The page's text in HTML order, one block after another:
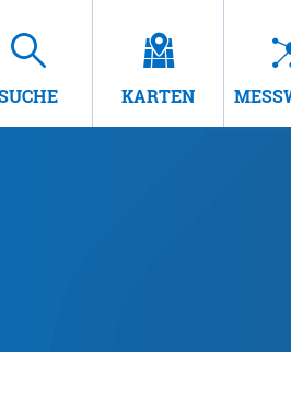
KARTEN